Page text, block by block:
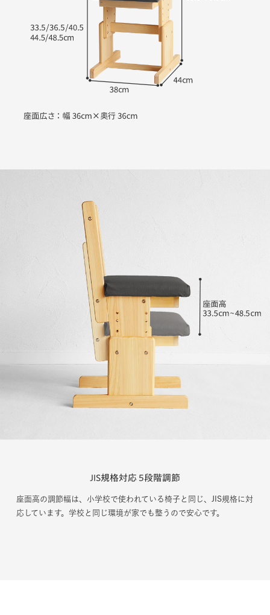
JIS規格対応 5段階調節
座面高の調節幅は、小学校で使われている椅子と同じ、JIS規格に対
応しています。学校と同じ環境が家でも整うので安心です。